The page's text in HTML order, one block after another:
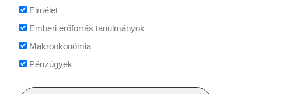
Elmélet
Emberi erőforrás tanulmányok
Makroökonómia
Pénzügyek